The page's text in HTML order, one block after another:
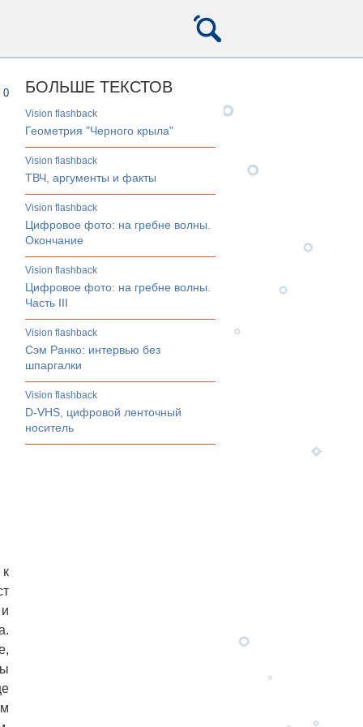
0 БОЛЬШЕ ТЕКСТОВ
Vision flashback
Геометрия "Черного крыла"
Vision flashback
ТВЧ, аргументы и факты
Vision flashback
Цифровое фото: на гребне волны.
Окончание
Vision flashback
Цифровое фото: на гребне волны.
Часть III
Vision flashback
Сэм Ранко: интервью без
шпаргалки
Vision flashback
D-VHS, цифровой ленточный
носитель